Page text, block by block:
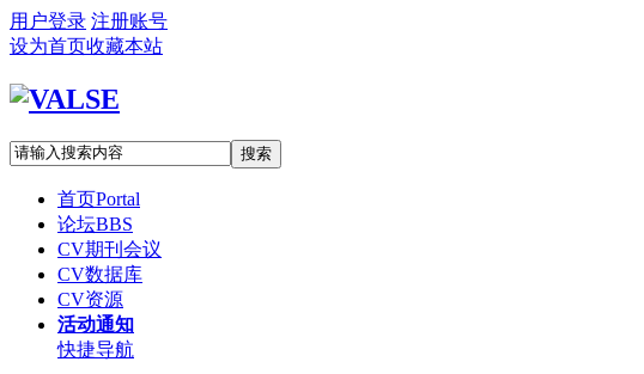
用户登录 注册账号
设为首页收藏本站
搜索
首页Portal
论坛BBS
CV期刊会议
CV数据库
CV资源
活动通知
快捷导航